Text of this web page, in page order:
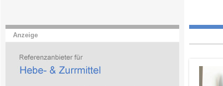
Anzeige